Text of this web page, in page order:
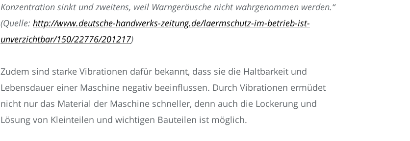
Konzentration sinkt und zweitens, weil Warngeräusche nicht wahrgenommen werden.“
(Quelle: http://www.deutsche-handwerks-zeitung.de/laermschutz-im-betrieb-ist-
unverzichtbar/150/22776/201217)
Zudem sind starke Vibrationen dafür bekannt, dass sie die Haltbarkeit und
Lebensdauer einer Maschine negativ beeinflussen. Durch Vibrationen ermüdet
nicht nur das Material der Maschine schneller, denn auch die Lockerung und
Lösung von Kleinteilen und wichtigen Bauteilen ist möglich.